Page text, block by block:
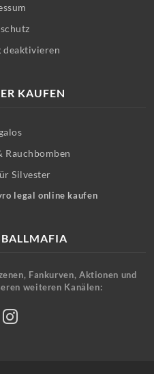
deaktivieren
KAUFEN
Rauchbomben
Silvester
legal online kaufen
Fankurven, Aktionen und
weiteren Kanälen: